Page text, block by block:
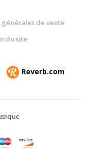
générales de vente
du site
Reverb.com